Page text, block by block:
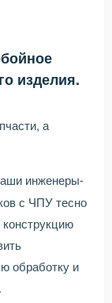
изделия.
а
инженеры-
с ЧПУ тесно
обработку и